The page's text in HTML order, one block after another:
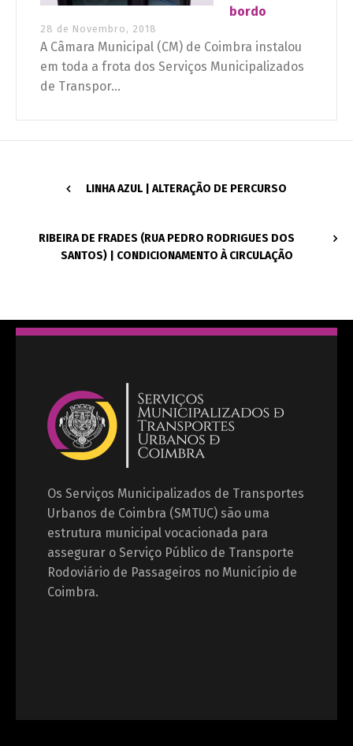
bordo
28 de Novembro, 2018
A Câmara Municipal (CM) de Coimbra instalou
em toda a frota dos Serviços Municipalizados
de Transpor...
LINHA AZUL | ALTERAÇÃO DE PERCURSO
RIBEIRA DE FRADES (RUA PEDRO RODRIGUES DOS
SANTOS) | CONDICIONAMENTO À CIRCULAÇÃO
Os Serviços Municipalizados de Transportes
Urbanos de Coimbra (SMTUC) são uma
estrutura municipal vocacionada para
assegurar o Serviço Público de Transporte
Rodoviário de Passageiros no Município de
Coimbra.